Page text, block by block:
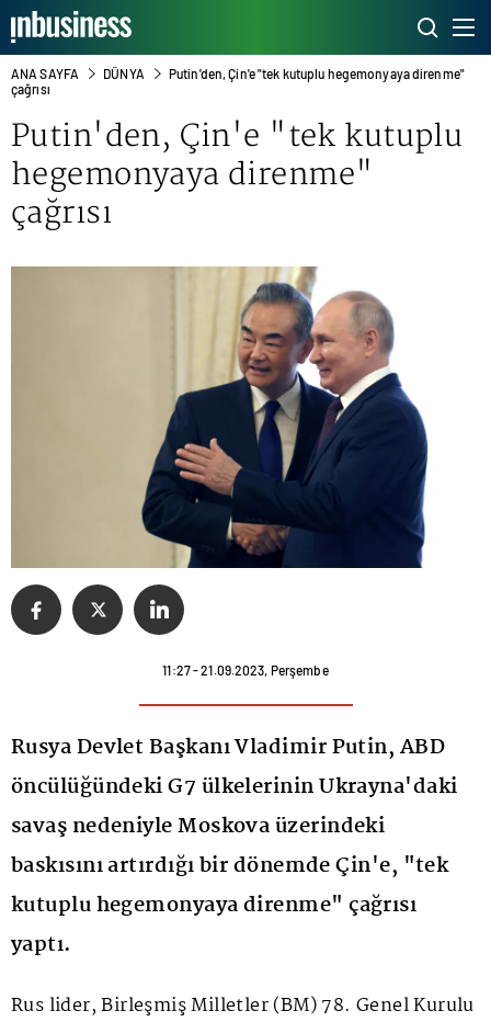
ANA SAYFA DÜNYA
Putin'den, Çin'e "tek kutuplu hegemonyaya direnme"
çağrısı
Putin'den, Çin'e "tek kutuplu
hegemonyaya direnme"
çağrısı
11:27 - 21.09.2023, Perşembe
Rusya Devlet Başkanı Vladimir Putin, ABD
öncülüğündeki G7 ülkelerinin Ukrayna'daki
savaş nedeniyle Moskova üzerindeki
baskısını artırdığı bir dönemde Çin'e, "tek
kutuplu hegemonyaya direnme" çağrısı
yaptı.
Rus lider, Birleşmiş Milletler (BM) 78. Genel Kurulu